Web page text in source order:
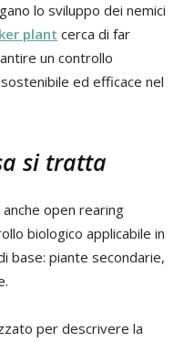
lo sviluppo dei nemici
plant cerca di far
un controllo
ed efficace nel
si tratta
open rearing
biologico applicabile in
base: piante secondarie,
per descrivere la